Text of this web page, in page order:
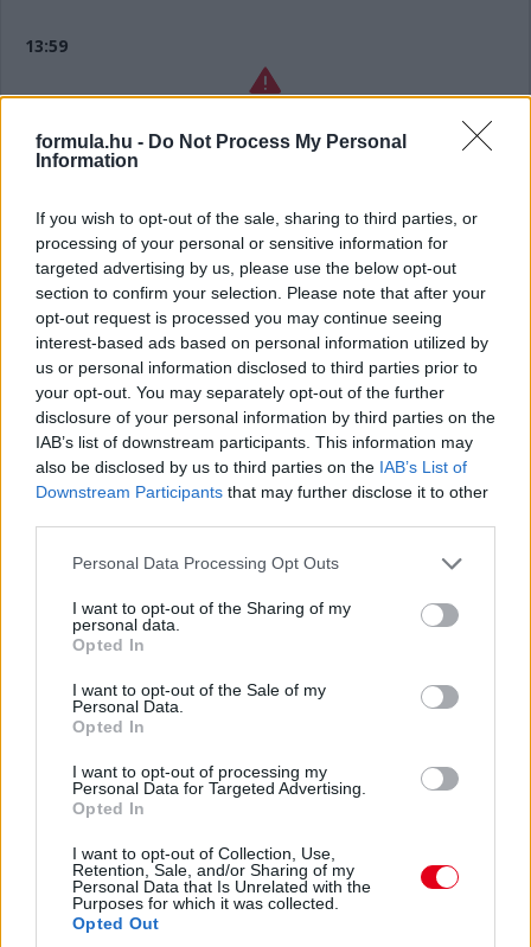
formula.hu - Do Not Process My Personal
Information
If you wish to opt-out of the sale, sharing to third parties, or
processing of your personal or sensitive information for
targeted advertising by us, please use the below opt-out
section to confirm your selection. Please note that after your
opt-out request is processed you may continue seeing
interest-based ads based on personal information utilized by
us or personal information disclosed to third parties prior to
your opt-out. You may separately opt-out of the further
disclosure of your personal information by third parties on the
IAB’s list of downstream participants. This information may
also be disclosed by us to third parties on the IAB’s List of
Downstream Participants that may further disclose it to other
Please note that this website/app uses one or more Google
not limited to your visit or usage behaviour. You may click to
grant or deny consent to Google and its third-party tags to
use your data for below specified purposes in below Google
consent section.
Personal Data Processing Opt Outs
I want to opt-out of the Sharing of my
personal data.
Opted In
I want to opt-out of the Sale of my
Personal Data.
Opted In
I want to opt-out of processing my
Personal Data for Targeted Advertising.
Opted In
I want to opt-out of Collection, Use,
Retention, Sale, and/or Sharing of my
Personal Data that Is Unrelated with the
Purposes for which it was collected.
Opted Out
13:59
Defekt a #7-es Toyotánál, ha jól hallottuk az
üzenetet. De már túl is vannak a kiálláson, belefért.
13:55
Hát nagyjából semennyi! Úgy hat másodperc. Két
kört kell még megtennie Keatingnek a kerékcsere előtt,
Bergmeister addig utol is érheti – és amúgy mintha megint
nem lett volna teljesen tiszta az indulás...
elindult, nézzük, mennyi előnye marad...
Éles csata a 7-8. helyen: az egy szem élő Corvette-tel
Garcia kergeti Plát a Fordban.
Közben már csak 37,5 másodperc Bergmeister lemaradása...
ÉS ITT AZ ÚJABB DRÁMA! Keating stop&go
büntetést kap, mert kipörgette a kerekét a bokszban! A